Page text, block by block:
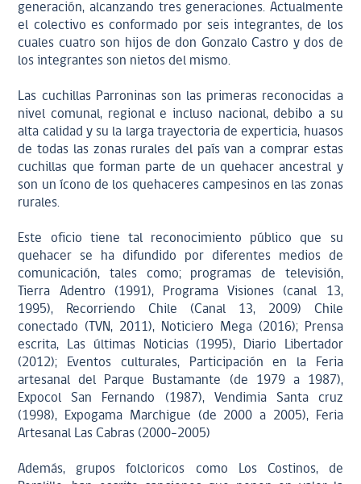
generación, alcanzando tres generaciones. Actualmente
el colectivo es conformado por seis integrantes, de los
cuales cuatro son hijos de don Gonzalo Castro y dos de
los integrantes son nietos del mismo.
Las cuchillas Parroninas son las primeras reconocidas a
nivel comunal, regional e incluso nacional, debibo a su
alta calidad y su la larga trayectoria de experticia, huasos
de todas las zonas rurales del país van a comprar estas
cuchillas que forman parte de un quehacer ancestral y
son un ícono de los quehaceres campesinos en las zonas
rurales.
Este oficio tiene tal reconocimiento público que su
quehacer se ha difundido por diferentes medios de
comunicación, tales como; programas de televisión,
Tierra Adentro (1991), Programa Visiones (canal 13,
1995), Recorriendo Chile (Canal 13, 2009) Chile
conectado (TVN, 2011), Noticiero Mega (2016); Prensa
escrita, Las últimas Noticias (1995), Diario Libertador
(2012); Eventos culturales, Participación en la Feria
artesanal del Parque Bustamante (de 1979 a 1987),
Expocol San Fernando (1987), Vendimia Santa cruz
(1998), Expogama Marchigue (de 2000 a 2005), Feria
Artesanal Las Cabras (2000-2005)
Además, grupos folcloricos como Los Costinos, de